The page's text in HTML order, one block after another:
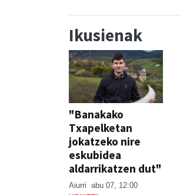
Ikusienak
"Banakako
Txapelketan
jokatzeko nire
eskubidea
aldarrikatzen dut"
Aiurri abu 07, 12:00